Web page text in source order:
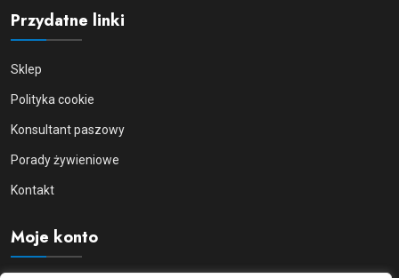
Przydatne linki
Sklep
Polityka cookie
Konsultant paszowy
Porady żywieniowe
Kontakt
Moje konto